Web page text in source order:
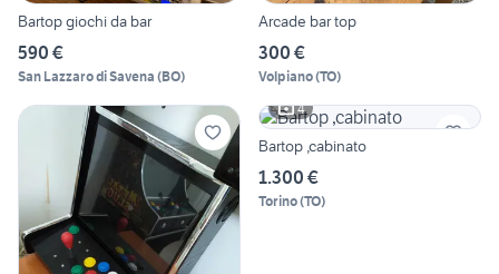
Bartop giochi da bar
590 €
San Lazzaro di Savena (BO)
Arcade bar top
300 €
Volpiano(TO)
4
Bartop ,cabinato
1.300 €
Torino(TO)